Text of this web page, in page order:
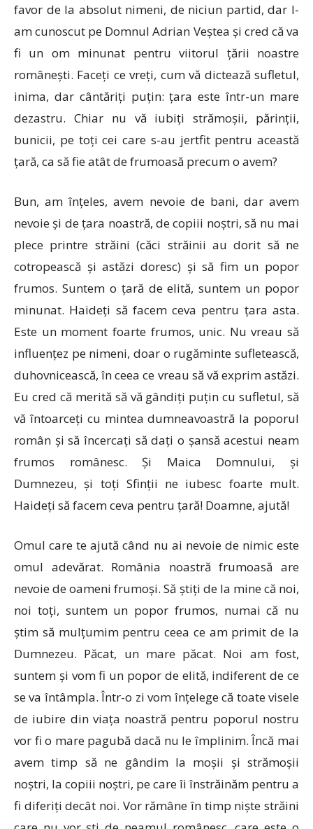
favor de la absolut nimeni, de niciun partid, dar l-
am cunoscut pe Domnul Adrian Veștea și cred că va
fi un om minunat pentru viitorul țării noastre
românești. Faceți ce vreți, cum vă dictează sufletul,
inima, dar cântăriți puțin: țara este într-un mare
dezastru. Chiar nu vă iubiți strămoșii, părinții,
bunicii, pe toți cei care s-au jertfit pentru această
țară, ca să fie atât de frumoasă precum o avem?
Bun, am înțeles, avem nevoie de bani, dar avem
nevoie și de țara noastră, de copiii noștri, să nu mai
plece printre străini (căci străinii au dorit să ne
cotropească și astăzi doresc) și să fim un popor
frumos. Suntem o țară de elită, suntem un popor
minunat. Haideți să facem ceva pentru țara asta.
Este un moment foarte frumos, unic. Nu vreau să
influențez pe nimeni, doar o rugăminte sufletească,
duhovnicească, în ceea ce vreau să vă exprim astăzi.
Eu cred că merită să vă gândiți puțin cu sufletul, să
vă întoarceți cu mintea dumneavoastră la poporul
român și să încercați să dați o șansă acestui neam
frumos românesc. Și Maica Domnului, și
Dumnezeu, și toți Sfinții ne iubesc foarte mult.
Haideți să facem ceva pentru țară! Doamne, ajută!
Omul care te ajută când nu ai nevoie de nimic este
omul adevărat. România noastră frumoasă are
nevoie de oameni frumoși. Să știți de la mine că noi,
noi toți, suntem un popor frumos, numai că nu
știm să mulțumim pentru ceea ce am primit de la
Dumnezeu. Păcat, un mare păcat. Noi am fost,
suntem și vom fi un popor de elită, indiferent de ce
se va întâmpla. Într-o zi vom înțelege că toate visele
de iubire din viața noastră pentru poporul nostru
vor fi o mare pagubă dacă nu le împlinim. Încă mai
avem timp să ne gândim la moșii și strămoșii
noștri, la copiii noștri, pe care îi înstrăinăm pentru a
fi diferiți decât noi. Vor rămâne în timp niște străini